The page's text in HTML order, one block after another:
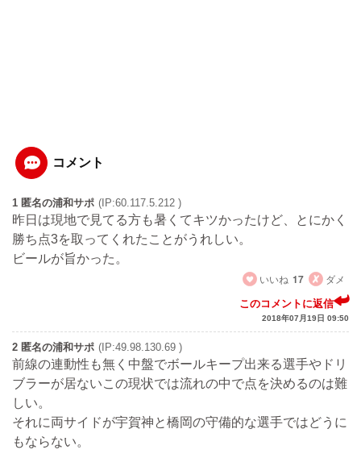
コメント
1 匿名の浦和サポ (IP:60.117.5.212 )
昨日は現地で見てる方も暑くてキツかったけど、とにかく
勝ち点3を取ってくれたことがうれしい。
ビールが旨かった。
いいね 17 ダメ
このコメントに返信
2018年07月19日 09:50
2 匿名の浦和サポ (IP:49.98.130.69 )
前線の連動性も無く中盤でボールキープ出来る選手やドリ
ブラーが居ないこの現状では流れの中で点を決めるのは難
しい。
それに両サイドが宇賀神と橋岡の守備的な選手ではどうに
もならない。